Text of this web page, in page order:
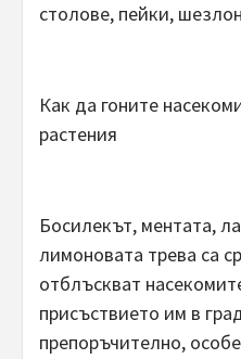
столове, пейки,
Как да гоните
растения
Босилекът, ментата,
лимоновата трева са
отблъскват
присъствието им в
препоръчително,